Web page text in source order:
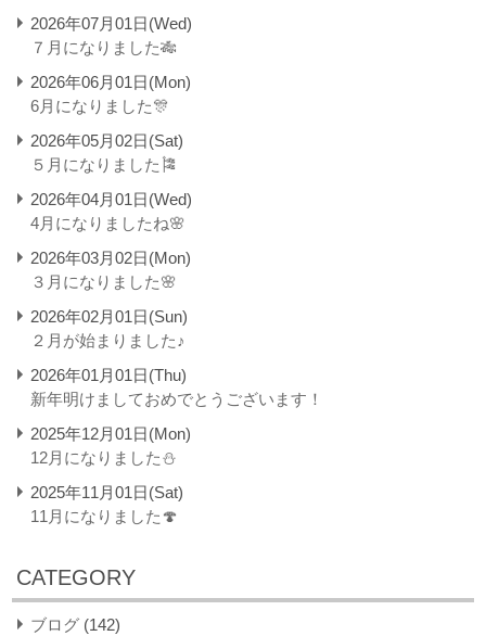
2026年07月01日(Wed)
７月になりました🎋
2026年06月01日(Mon)
6月になりました🎊
2026年05月02日(Sat)
５月になりました🎏
2026年04月01日(Wed)
4月になりましたね🌸
2026年03月02日(Mon)
３月になりました🌸
2026年02月01日(Sun)
２月が始まりました♪
2026年01月01日(Thu)
新年明けましておめでとうございます！
2025年12月01日(Mon)
12月になりました⛄
2025年11月01日(Sat)
11月になりました🍄
CATEGORY
ブログ (142)